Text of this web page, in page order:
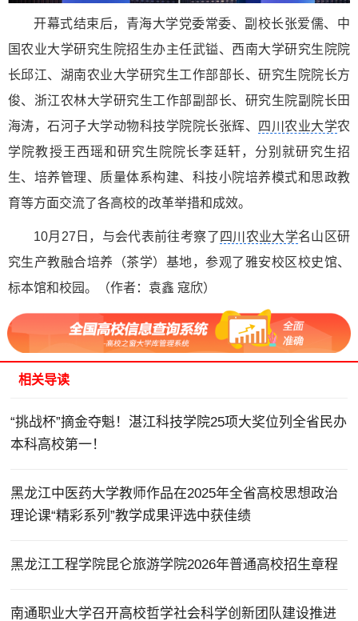
开幕式结束后，青海大学党委常委、副校长张爱儒、中
国农业大学研究生院招生办主任武镒、西南大学研究生院院
长邱江、湖南农业大学研究生工作部部长、研究生院院长方
俊、浙江农林大学研究生工作部副部长、研究生院副院长田
海涛，石河子大学动物科技学院院长张辉、
四川农业大学农
学院教授王西瑶和研究生院院长李廷轩，分别就研究生招
生、培养管理、质量体系构建、科技小院培养模式和思政教
育等方面交流了各高校的改革举措和成效。
10月27日，与会代表前往考察了 四川农业大学名山区研
究生产教融合培养（茶学）基地，参观了雅安校区校史馆、
标本馆和校园。（作者：袁鑫 寇欣）
相关导读
“挑战杯”摘金夺魁！湛江科技学院25项大奖位列全省民办
本科高校第一！
黑龙江中医药大学教师作品在2025年全省高校思想政治
理论课“精彩系列”教学成果评选中获佳绩
黑龙江工程学院昆仑旅游学院2026年普通高校招生章程
南通职业大学召开高校哲学社会科学创新团队建设推进